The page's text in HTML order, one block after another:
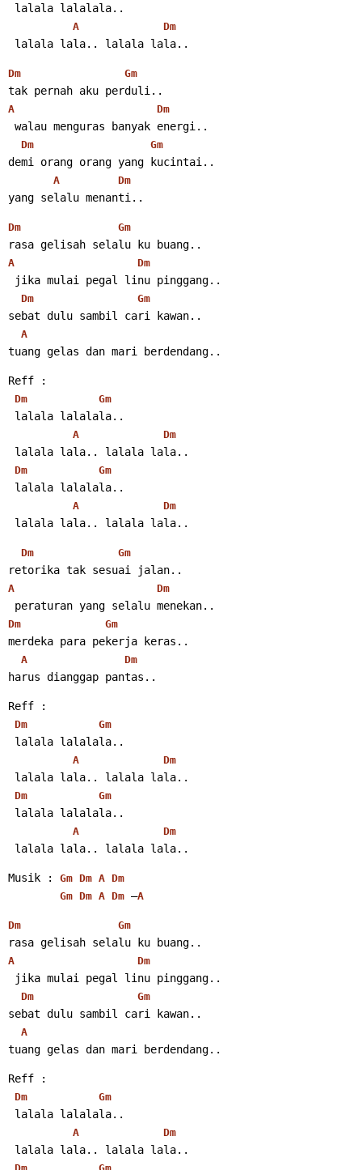
lalala lalalala..
A Dm
lalala lala.. lalala lala..
Dm Gm
tak pernah aku perduli..
A Dm
walau menguras banyak energi..
Dm Gm
demi orang orang yang kucintai..
A Dm
yang selalu menanti..
Dm Gm
rasa gelisah selalu ku buang..
A Dm
jika mulai pegal linu pinggang..
Dm Gm
sebat dulu sambil cari kawan..
A
tuang gelas dan mari berdendang..
Reff :
Dm Gm
lalala lalalala..
A Dm
lalala lala.. lalala lala..
Dm Gm
lalala lalalala..
A Dm
lalala lala.. lalala lala..
Dm Gm
retorika tak sesuai jalan..
A Dm
peraturan yang selalu menekan..
Dm Gm
merdeka para pekerja keras..
A Dm
harus dianggap pantas..
Reff :
Dm Gm
lalala lalalala..
A Dm
lalala lala.. lalala lala..
Dm Gm
lalala lalalala..
A Dm
lalala lala.. lalala lala..
Musik : Gm Dm A Dm
Gm Dm A Dm –A
Dm Gm
rasa gelisah selalu ku buang..
A Dm
jika mulai pegal linu pinggang..
Dm Gm
sebat dulu sambil cari kawan..
A
tuang gelas dan mari berdendang..
Reff :
Dm Gm
lalala lalalala..
A Dm
lalala lala.. lalala lala..